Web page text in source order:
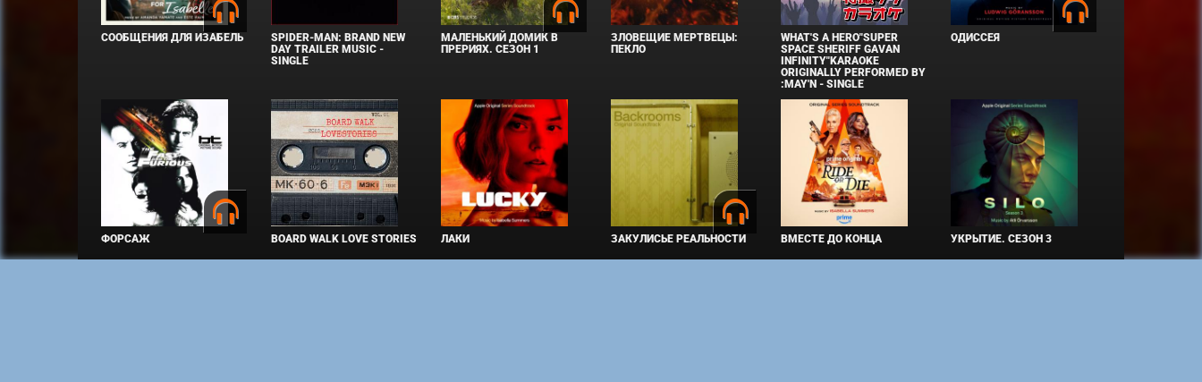
СООБЩЕНИЯ ДЛЯ ИЗАБЕЛЬ
SPIDER-MAN: BRAND NEW
DAY TRAILER MUSIC -
SINGLE
МАЛЕНЬКИЙ ДОМИК В
ПРЕРИЯХ. СЕЗОН 1
ЗЛОВЕЩИЕ МЕРТВЕЦЫ:
ПЕКЛО
WHAT'S A HERO"SUPER
SPACE SHERIFF GAVAN
INFINITY"KARAOKE
ORIGINALLY PERFORMED BY
:MAY'N - SINGLE
ОДИССЕЯ
ФОРСАЖ BOARD WALK LOVE STORIES ЛАКИ ЗАКУЛИСЬЕ РЕАЛЬНОСТИ ВМЕСТЕ ДО КОНЦА УКРЫТИЕ. СЕЗОН 3